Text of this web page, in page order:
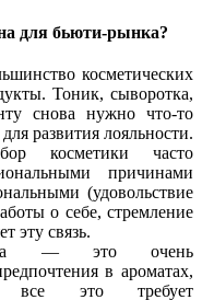
для бьюти-рынка?
косметических
Тоник, сыворотка,
снова нужно что-то
развития лояльности.
косметики часто
причинами
(удовольствие
о себе, стремление
эту связь.
— это очень
в ароматах,
это требует